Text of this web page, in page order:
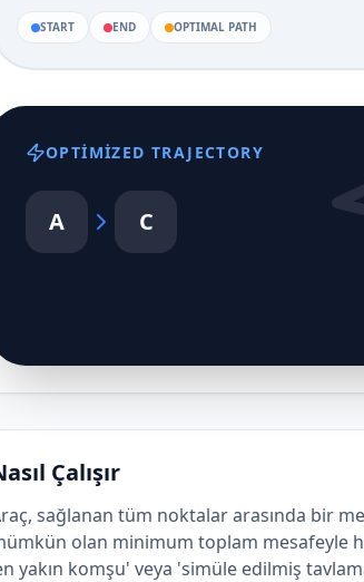
START END OPTIMAL PATH
OPTIMIZED TRAJECTORY
A C
Çalışır
sağlanan tüm noktalar arasında bir
olan minimum toplam mesafeyle
yakın komşu' veya 'simüle edilmiş